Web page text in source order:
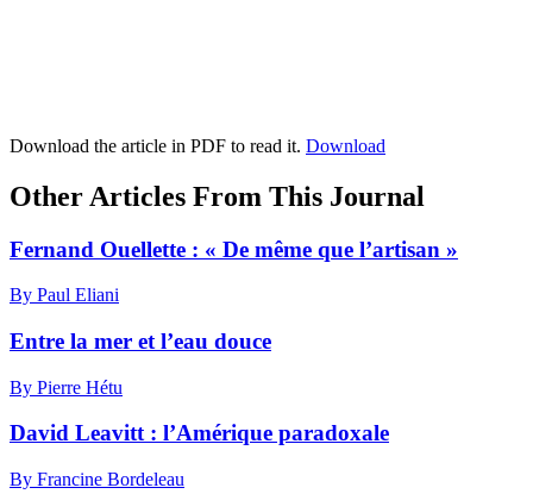
Download the article in PDF to read it. Download
Other Articles From This Journal
Fernand Ouellette : « De même que l’artisan »
By Paul Eliani
Entre la mer et l’eau douce
By Pierre Hétu
David Leavitt : l’Amérique paradoxale
By Francine Bordeleau